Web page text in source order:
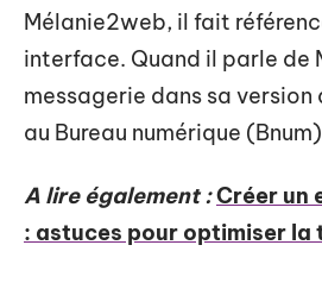
Mélanie2web, il fait
interface. Quand il parle de
messagerie dans sa
au Bureau numérique
A lire également :Créer un
: astuces pour optimiser